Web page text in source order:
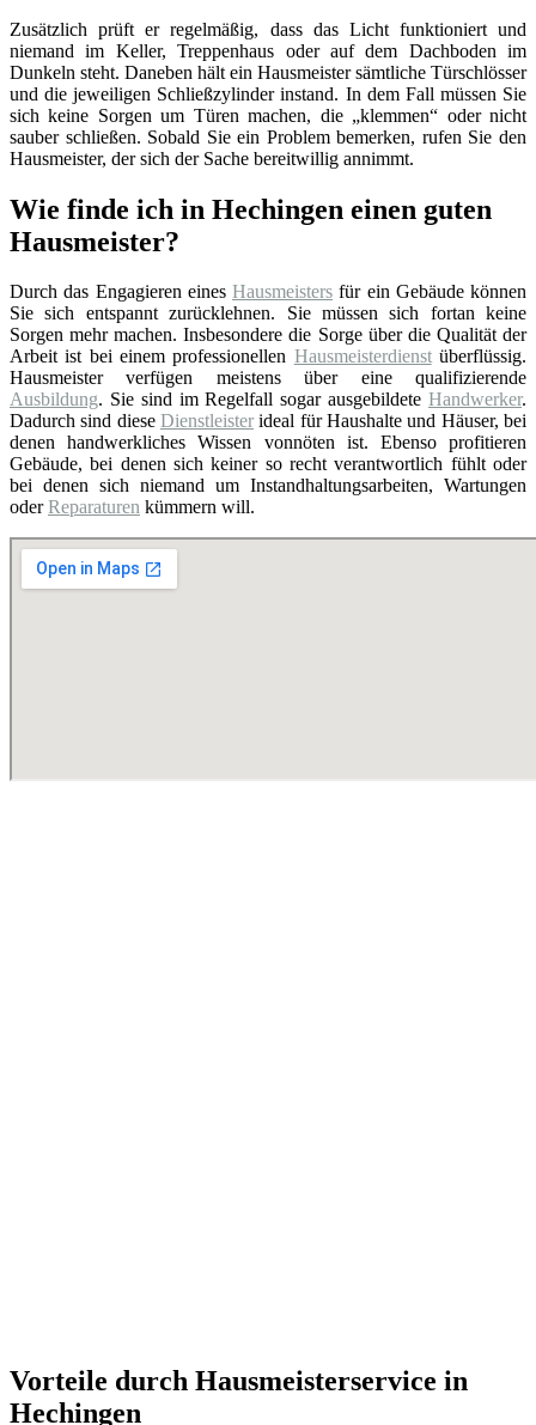
Zusätzlich prüft er regelmäßig, dass das Licht funktioniert und
niemand im Keller, Treppenhaus oder auf dem Dachboden im
Dunkeln steht. Daneben hält ein Hausmeister sämtliche Türschlösser
und die jeweiligen Schließzylinder instand. In dem Fall müssen Sie
sich keine Sorgen um Türen machen, die „klemmen“ oder nicht
sauber schließen. Sobald Sie ein Problem bemerken, rufen Sie den
Hausmeister, der sich der Sache bereitwillig annimmt.
Wie finde ich in Hechingen einen guten
Hausmeister?
Durch das Engagieren eines Hausmeisters für ein Gebäude können
Sie sich entspannt zurücklehnen. Sie müssen sich fortan keine
Sorgen mehr machen. Insbesondere die Sorge über die Qualität der
Arbeit ist bei einem professionellen Hausmeisterdienstüberflüssig.
Hausmeister verfügen meistens über eine qualifizierende
Ausbildung. Sie sind im Regelfall sogar ausgebildete Handwerker.
Dadurch sind diese Dienstleister ideal für Haushalte und Häuser, bei
denen handwerkliches Wissen vonnöten ist. Ebenso profitieren
Gebäude, bei denen sich keiner so recht verantwortlich fühlt oder
bei denen sich niemand um Instandhaltungsarbeiten, Wartungen
oderReparaturen kümmern will.
Vorteile durch Hausmeisterservice in
Hechingen